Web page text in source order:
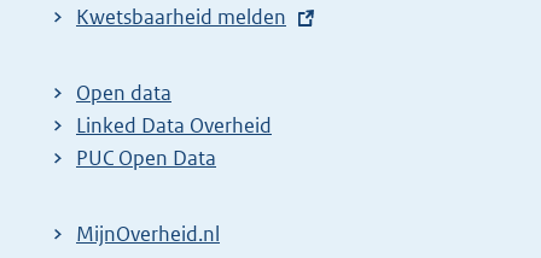
E
t
e
r
l
Kwetsbaarheid melden
Open data
Linked Data Overheid
PUC Open Data
MijnOverheid.nl